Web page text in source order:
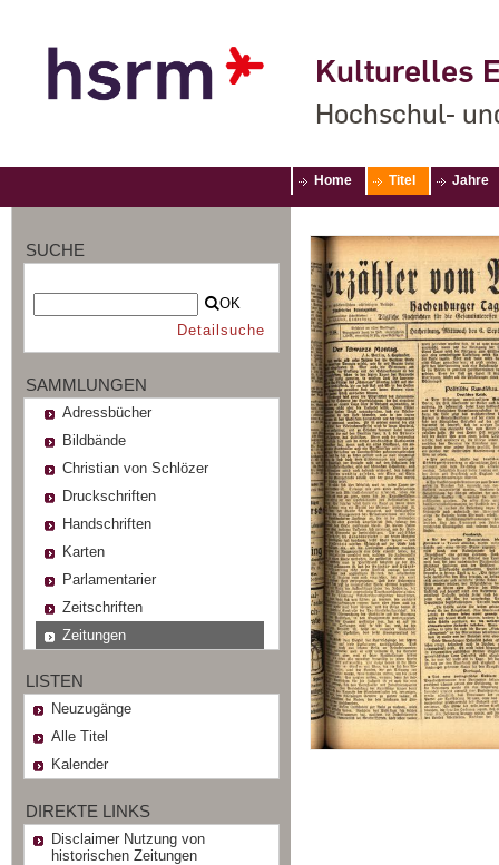
Kulturelles
Hochschul-
Home Titel Jahre
SUCHE
OK
Detailsuche
SAMMLUNGEN
Adressbücher
Bildbände
Christian von Schlözer
Druckschriften
Handschriften
Karten
Parlamentarier
Zeitschriften
Zeitungen
LISTEN
Neuzugänge
Alle Titel
Kalender
DIREKTE LINKS
Disclaimer Nutzung von
historischen Zeitungen